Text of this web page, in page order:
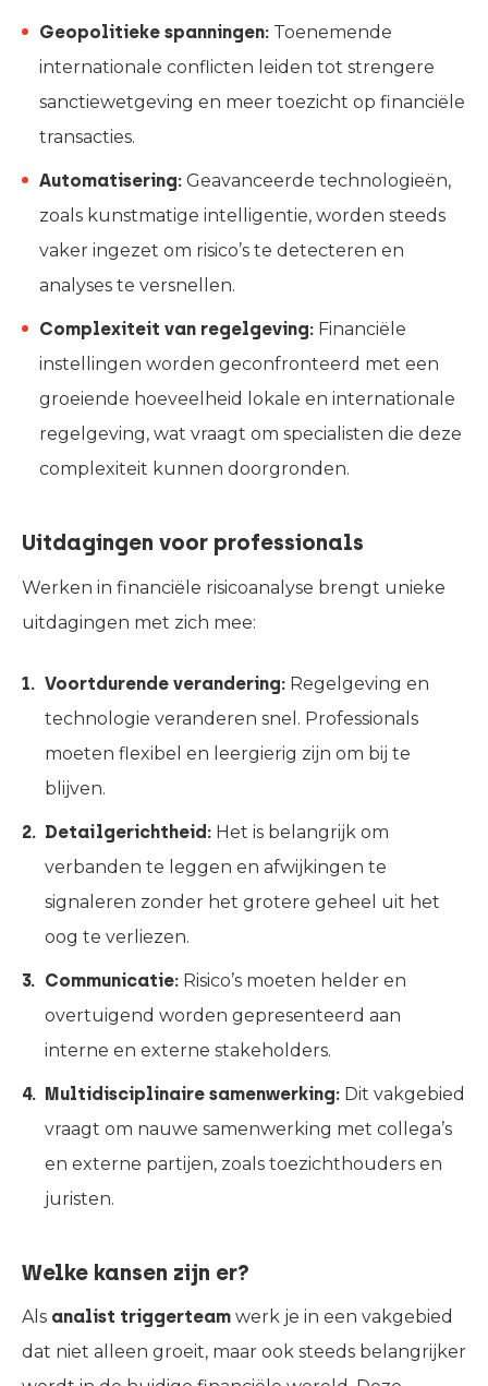
Geopolitieke spanningen: Toenemende
internationale conflicten leiden tot strengere
sanctiewetgeving en meer toezicht op financiële
transacties.
Automatisering: Geavanceerde technologieën,
zoals kunstmatige intelligentie, worden steeds
vaker ingezet om risico’s te detecteren en
analyses te versnellen.
Complexiteit van regelgeving: Financiële
instellingen worden geconfronteerd met een
groeiende hoeveelheid lokale en internationale
regelgeving, wat vraagt om specialisten die deze
complexiteit kunnen doorgronden.
Uitdagingen voor professionals
Werken in financiële risicoanalyse brengt unieke
uitdagingen met zich mee:
Voortdurende verandering: Regelgeving en
technologie veranderen snel. Professionals
moeten flexibel en leergierig zijn om bij te
blijven.
Detailgerichtheid: Het is belangrijk om
verbanden te leggen en afwijkingen te
signaleren zonder het grotere geheel uit het
oog te verliezen.
Communicatie: Risico’s moeten helder en
overtuigend worden gepresenteerd aan
interne en externe stakeholders.
Multidisciplinaire samenwerking: Dit vakgebied
vraagt om nauwe samenwerking met collega’s
en externe partijen, zoals toezichthouders en
juristen.
Welke kansen zijn er?
Als analist triggerteam werk je in een vakgebied
dat niet alleen groeit, maar ook steeds belangrijker